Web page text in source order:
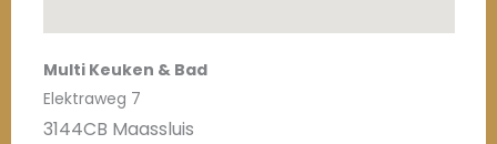
Multi Keuken & Bad
Elektraweg 7
3144CB Maassluis